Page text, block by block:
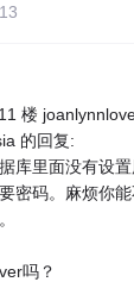
楼
的回复:
库里面没有设
密码。麻烦你
吗？